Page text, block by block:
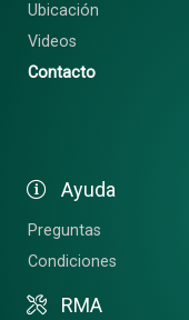
Ubicación
Videos
Contacto
Ayuda
Preguntas
Condiciones
RMA